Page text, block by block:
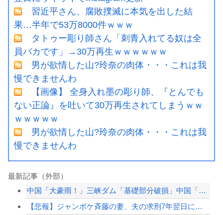
習近平さん、腐敗撲滅に本気を出した結
果…半年で53万8000件ｗｗｗ
タトゥー彫り師さん「刺青入れてる奴は全
員バカです」→30万再生ｗｗｗｗｗｗ
男が欲情した山?玲奈の肉体・・・これは我
慢できませんわ
【画像】 全身入れ墨の彫り師、『とんでも
ない正論』を吐いて30万再生されてしまうｗｗ
ｗｗｗｗｗ
男が欲情した山?玲奈の肉体・・・これは我
慢できませんわ
最新記事（外部）
中国「大豪雨！」三峡ダム「基礎部分破損」中国「全力放流！」台風13号「中国上陸予...
【悲報】ジャンポケ斉藤の妻、夫の求刑7年翌日にウキウキでInstagram更新